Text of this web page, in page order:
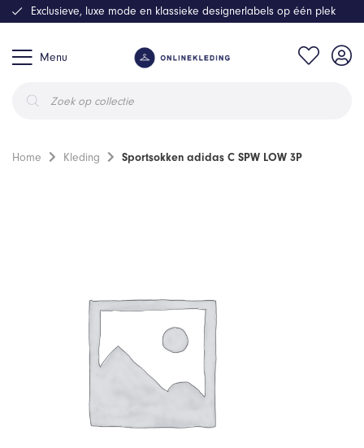
Menu
zoeken
Exclusieve, luxe mode en klassieke designerlabels op één plek
Home Kleding Sportsokken adidas C SPW LOW 3P